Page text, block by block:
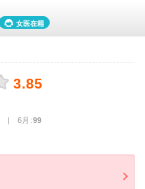
女医在籍
3.85
| 6月:99